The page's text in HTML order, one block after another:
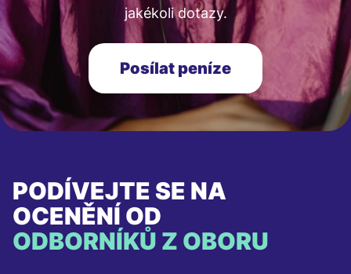
jakékoli dotazy.
Posílat peníze
PODÍVEJTE SE NA
OCENĚNÍ OD
ODBORNÍKŮ Z OBORU